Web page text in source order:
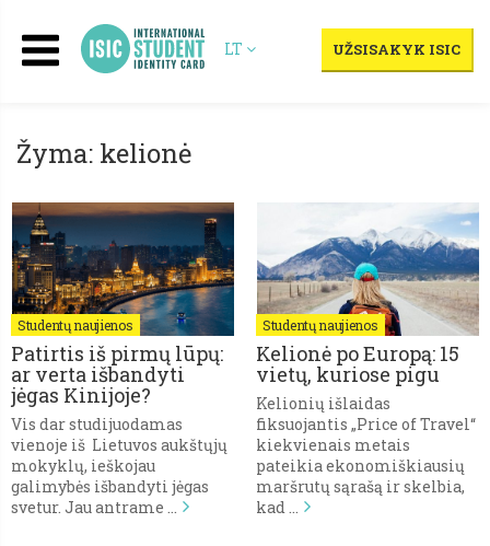
LT UŽSISAKYK ISIC
Žyma: kelionė
Studentų naujienos
Patirtis iš pirmų lūpų:
ar verta išbandyti
jėgas Kinijoje?
Vis dar studijuodamas
vienoje iš Lietuvos aukštųjų
mokyklų, ieškojau
galimybės išbandyti jėgas
svetur. Jau antrame …
Studentų naujienos
Kelionė po Europą: 15
vietų, kuriose pigu
Kelionių išlaidas
fiksuojantis „Price of Travel“
kiekvienais metais
pateikia ekonomiškiausių
maršrutų sąrašą ir skelbia,
kad …